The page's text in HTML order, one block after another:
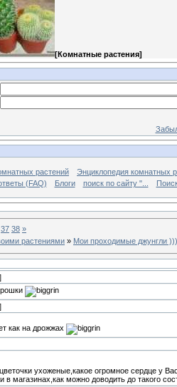
[Комнатные растения]
растений
Энциклопедия комнатных
(FAQ) Блоги поиск по сайту "...
37 38 »
растениями » Мои проходимые джунгли )))
как на дрожжах
ухоженые,какое огромное сердце у
в магазинах,как можно доводить до такого